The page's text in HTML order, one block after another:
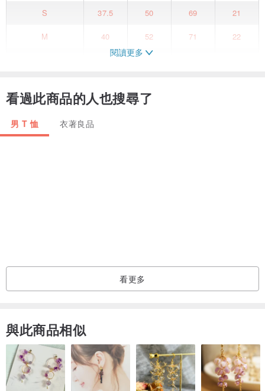
S
37.5 50 69 21
M 40 52 71 22
COP 為 plain-me 旗下首個獨立品牌，其含義為 Confident
Personality，一個充滿自信的人格特質縮寫。從日常服的視角出發，
結合街頭、軍風、都會等經典風格，融入符合日常生活的設計機能，
重磅棉質不透膚、手感厚實。
【產品規格】
材質：主布-棉100%、羅紋-棉98%、彈性纖維2%
產地：台灣
閱讀更多
看過此商品的人也搜尋了
男 T 恤 衣著良品
看更多
與此商品相似